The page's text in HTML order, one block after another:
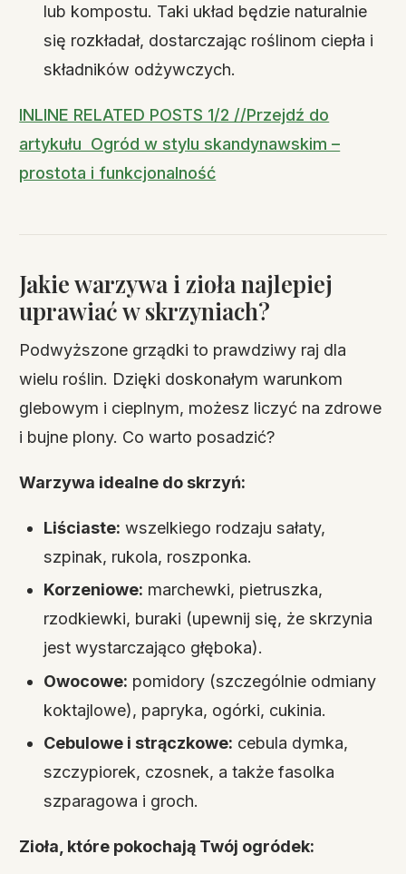
lub kompostu. Taki układ będzie naturalnie
się rozkładał, dostarczając roślinom ciepła i
składników odżywczych.
INLINE RELATED POSTS 1/2 //Przejdź do
artykułu Ogród w stylu skandynawskim –
prostota i funkcjonalność
Jakie warzywa i zioła najlepiej
uprawiać w skrzyniach?
Podwyższone grządki to prawdziwy raj dla
wielu roślin. Dzięki doskonałym warunkom
glebowym i cieplnym, możesz liczyć na zdrowe
i bujne plony. Co warto posadzić?
Warzywa idealne do skrzyń:
Liściaste: wszelkiego rodzaju sałaty,
szpinak, rukola, roszponka.
Korzeniowe: marchewki, pietruszka,
rzodkiewki, buraki (upewnij się, że skrzynia
jest wystarczająco głęboka).
Owocowe: pomidory (szczególnie odmiany
koktajlowe), papryka, ogórki, cukinia.
Cebulowe i strączkowe: cebula dymka,
szczypiorek, czosnek, a także fasolka
szparagowa i groch.
Zioła, które pokochają Twój ogródek: